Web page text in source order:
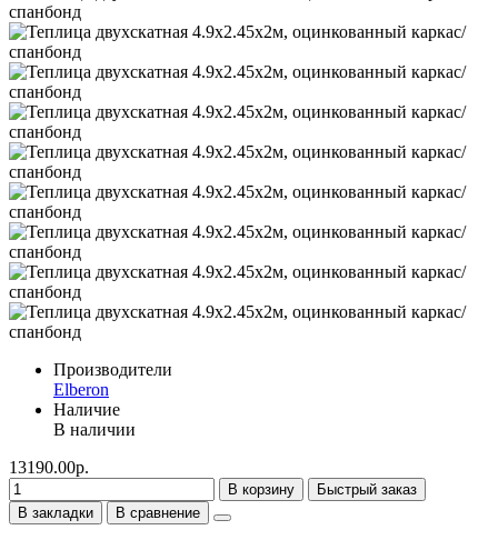
Производители
Elberon
Наличие
В наличии
13190.00р.
В корзину
Быстрый заказ
В закладки
В сравнение